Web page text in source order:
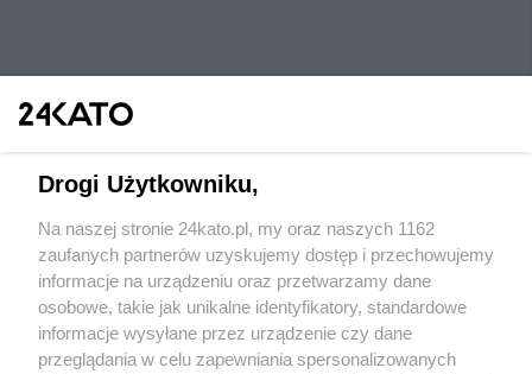
Wydawca mediów lokalnych
Drogi Użytkowniku,
Na naszej stronie 24kato.pl, my oraz naszych 1162
zaufanych partnerów uzyskujemy dostęp i przechowujemy
informacje na urządzeniu oraz przetwarzamy dane
osobowe, takie jak unikalne identyfikatory, standardowe
informacje wysyłane przez urządzenie czy dane
przeglądania w celu zapewniania spersonalizowanych